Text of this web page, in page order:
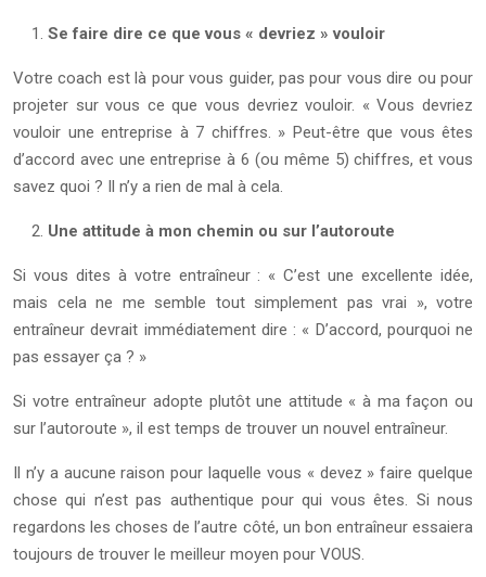
Se faire dire ce que vous « devriez » vouloir
Votre coach est là pour vous guider, pas pour vous dire ou pour
projeter sur vous ce que vous devriez vouloir. « Vous devriez
vouloir une entreprise à 7 chiffres. » Peut-être que vous êtes
d’accord avec une entreprise à 6 (ou même 5) chiffres, et vous
savez quoi ? Il n’y a rien de mal à cela.
Une attitude à mon chemin ou sur l’autoroute
Si vous dites à votre entraîneur : « C’est une excellente idée,
mais cela ne me semble tout simplement pas vrai », votre
entraîneur devrait immédiatement dire : « D’accord, pourquoi ne
pas essayer ça ? »
Si votre entraîneur adopte plutôt une attitude « à ma façon ou
sur l’autoroute », il est temps de trouver un nouvel entraîneur.
Il n’y a aucune raison pour laquelle vous « devez » faire quelque
chose qui n’est pas authentique pour qui vous êtes. Si nous
regardons les choses de l’autre côté, un bon entraîneur essaiera
toujours de trouver le meilleur moyen pour VOUS.